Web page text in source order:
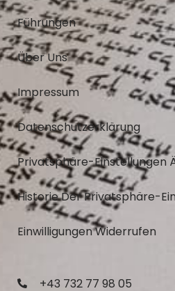
Führungen
Über Uns
Impressum
Datenschutzerklärung
Privatsphäre-Einstellungen
Historie Der Privatsphäre-
Einwilligungen Widerrufen
+43 732 77 98 05